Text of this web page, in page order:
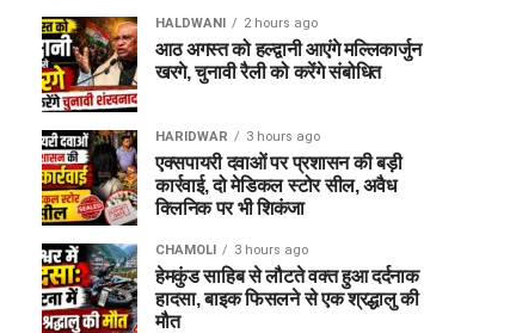
HALDWANI 2 hours ago
आठ अगस्त को हल्द्वानी आएंगे मल्लिकार्जुन
खरगे, चुनावी रैली को करेंगे संबोधित
HARIDWAR 3 hours ago
एक्सपायरी दवाओं पर प्रशासन की बड़ी
कार्रवाई, दो मेडिकल स्टोर सील, अवैध
क्लिनिक पर भी शिकंजा
CHAMOLI 3 hours ago
हेमकुंड साहिब से लौटते वक्त हुआ दर्दनाक
हादसा, बाइक फिसलने से एक श्रद्धालु की
मौत